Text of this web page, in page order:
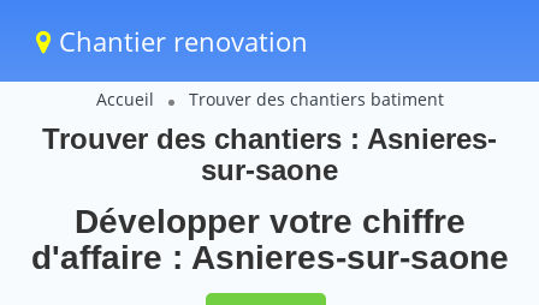
Chantier renovation
Accueil Trouver des chantiers batiment
Trouver des chantiers : Asnieres-
sur-saone
Développer votre chiffre
d'affaire : Asnieres-sur-saone